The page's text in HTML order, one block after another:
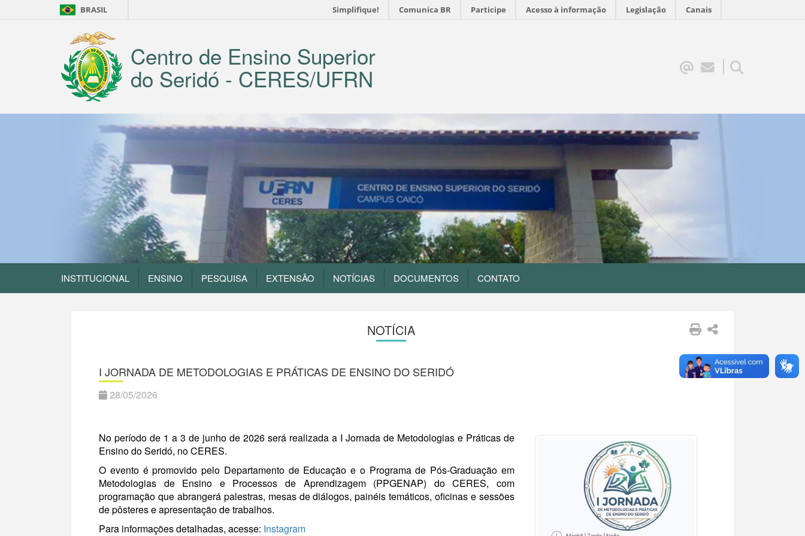
BRASIL Simplifique! Comunica BR Participe Acesso à informação Legislação Canais
Centro de Ensino Superior
do Seridó - CERES/UFRN
INSTITUCIONAL ENSINO PESQUISA EXTENSÃO NOTÍCIAS DOCUMENTOS CONTATO
NOTÍCIA
I JORNADA DE METODOLOGIAS E PRÁTICAS DE ENSINO DO SERIDÓ
28/05/2026
No período de 1 a 3 de junho de 2026 será realizada a I Jornada de Metodologias e Práticas de
Ensino do Seridó, no CERES.
O evento é promovido pelo Departamento de Educação e o Programa de Pós-Graduação em
Metodologias de Ensino e Processos de Aprendizagem (PPGENAP) do CERES, com
programação que abrangerá palestras, mesas de diálogos, painéis temáticos, oficinas e sessões
de pôsteres e apresentação de trabalhos.
Para informações detalhadas, acesse: Instagram